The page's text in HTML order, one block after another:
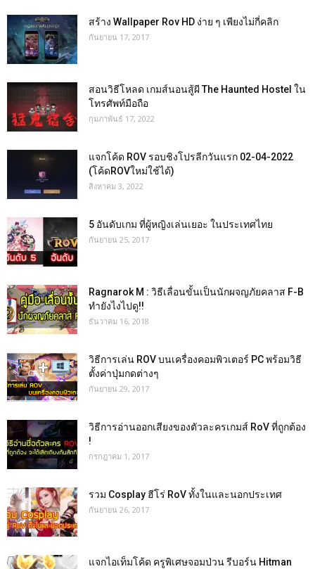
สร้าง Wallpaper Rov HD ง่าย ๆ เพียงไม่กี่คลิก
กันยายน 17, 2017
สอนวิธีโหลด เกมส์นอนสู้ผี The Haunted Hostel ใน
โทรศัพท์มือถือ
กุมภาพันธ์ 17, 2022
แจกโค้ด ROV รอบชิงโปรลีกวันแรก 02-04-2022
(โค้ดROVใหม่ใช้ได้)
สิงหาคม 3, 2022
5 อันดับเกม ที่ผู้หญิงเล่นเยอะ ในประเทศไทย
กันยายน 25, 2017
Ragnarok M : วิธีเลื่อนขั้นเป็นนักผจญภัยคลาส F-B
ทำยังไงไปดู!!
ธันวาคม 16, 2018
วิธีการเล่น ROV บนเครื่องคอมพิวเตอร์ PC พร้อมวิธี
ตั้งค่าปุ่มกดต่างๆ
กันยายน 29, 2017
วิธีการอ่านออกเสียงของตัวละครเกมส์ RoV ที่ถูกต้อง
!
กรกฎาคม 1, 2017
รวม Cosplay ฮีโร่ RoV ทั้งในและนอกประเทศ
กันยายน 26, 2017
แจกไอเท็มโค้ด ครูพิเศษจอมป่วน รีบอร์น Hitman